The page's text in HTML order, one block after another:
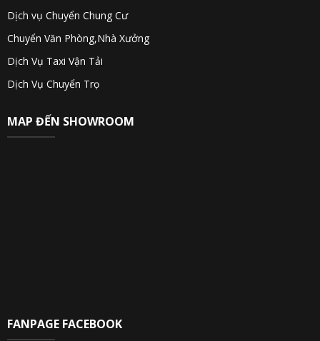
Dịch vụ Chuyển Chung Cư
Chuyển Văn Phòng,Nhà Xưởng
Dịch Vụ Taxi Vận Tải
Dịch Vụ Chuyển Trọ
MAP ĐẾN SHOWROOM
FANPAGE FACEBOOK